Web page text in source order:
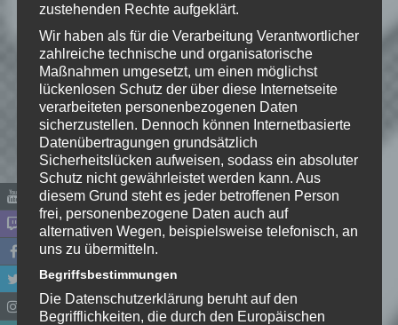
Kommentar *
Name*
E-Mail-Adresse*
zustehenden Rechte aufgeklärt.
Wir haben als für die Verarbeitung Verantwortlicher
zahlreiche technische und organisatorische
Maßnahmen umgesetzt, um einen möglichst
lückenlosen Schutz der über diese Internetseite
verarbeiteten personenbezogenen Daten
sicherzustellen. Dennoch können Internetbasierte
Datenübertragungen grundsätzlich
Sicherheitslücken aufweisen, sodass ein absoluter
Schutz nicht gewährleistet werden kann. Aus
diesem Grund steht es jeder betroffenen Person
frei, personenbezogene Daten auch auf
alternativen Wegen, beispielsweise telefonisch, an
uns zu übermitteln.
Begriffsbestimmungen
Die Datenschutzerklärung beruht auf den
Begrifflichkeiten, die durch den Europäischen